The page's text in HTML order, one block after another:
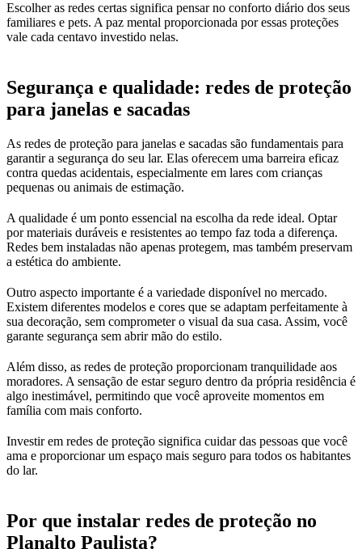
Escolher as redes certas significa pensar no conforto diário dos seus
familiares e pets. A paz mental proporcionada por essas proteções
vale cada centavo investido nelas.
Segurança e qualidade: redes de proteção
para janelas e sacadas
As redes de proteção para janelas e sacadas são fundamentais para
garantir a segurança do seu lar. Elas oferecem uma barreira eficaz
contra quedas acidentais, especialmente em lares com crianças
pequenas ou animais de estimação.
A qualidade é um ponto essencial na escolha da rede ideal. Optar
por materiais duráveis e resistentes ao tempo faz toda a diferença.
Redes bem instaladas não apenas protegem, mas também preservam
a estética do ambiente.
Outro aspecto importante é a variedade disponível no mercado.
Existem diferentes modelos e cores que se adaptam perfeitamente à
sua decoração, sem comprometer o visual da sua casa. Assim, você
garante segurança sem abrir mão do estilo.
Além disso, as redes de proteção proporcionam tranquilidade aos
moradores. A sensação de estar seguro dentro da própria residência é
algo inestimável, permitindo que você aproveite momentos em
família com mais conforto.
Investir em redes de proteção significa cuidar das pessoas que você
ama e proporcionar um espaço mais seguro para todos os habitantes
do lar.
Por que instalar redes de proteção no
Planalto Paulista?